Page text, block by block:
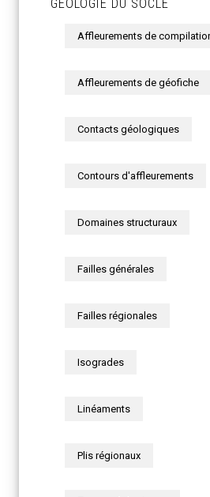
GÉOLOGIE DU SOCLE
Affleurements de
Affleurements de géofiche
Contacts géologiques
Contours d'affleurements
Domaines structuraux
Failles générales
Failles régionales
Isogrades
Linéaments
Plis régionaux